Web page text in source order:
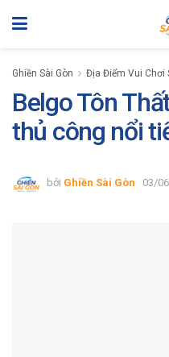
Ghiền Sài Gòn Địa Điểm Vui Chơi
Belgo Tôn
thủ công nổi
bởi Ghiền Sài Gòn 03/